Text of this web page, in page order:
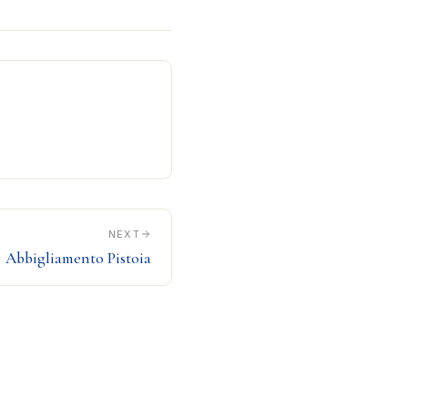
NEXT
Abbigliamento Pistoia